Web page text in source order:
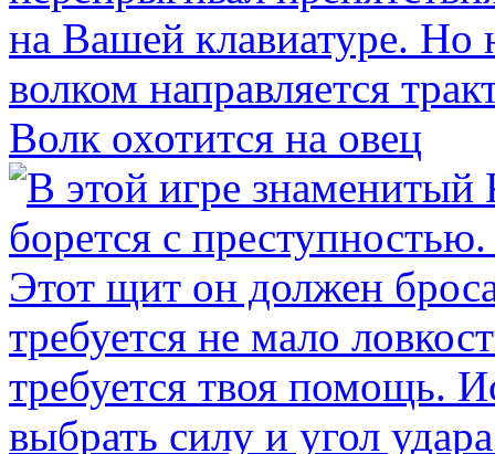
Волк охотится на овец